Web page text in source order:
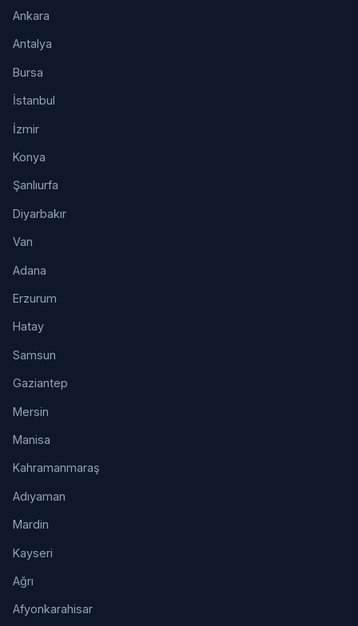
Ankara
Antalya
Bursa
İstanbul
İzmir
Konya
Şanlıurfa
Diyarbakır
Van
Adana
Erzurum
Hatay
Samsun
Gaziantep
Mersin
Manisa
Kahramanmaraş
Adıyaman
Mardin
Kayseri
Ağrı
Afyonkarahisar